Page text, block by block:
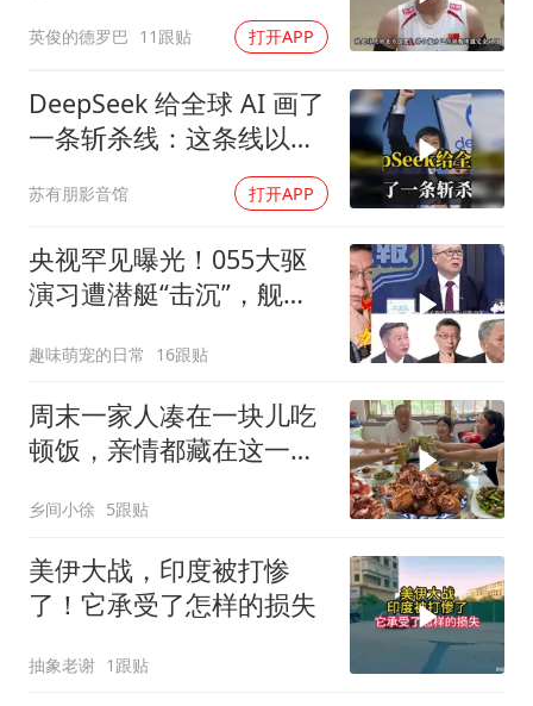
英俊的德罗巴 11跟贴 打开APP
DeepSeek 给全球 AI 画了
一条斩杀线：这条线以下
的，趁早都别干了！
苏有朋影音馆 打开APP
央视罕见曝光！055大驱
演习遭潜艇“击沉”，舰长
趣味萌宠的日常 16跟贴
周末一家人凑在一块儿吃
顿饭，亲情都藏在这一饭
乡间小徐 5跟贴
美伊大战，印度被打惨
了！它承受了怎样的损失
抽象老谢 1跟贴